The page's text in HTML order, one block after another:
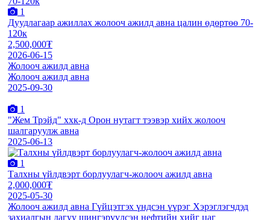
1
Дуудлагаар ажиллах жолооч ажилд авна цалин өдөртөө 70-
120к
2,500,000₮
2026-06-15
Жолооч ажилд авна
Жолооч ажилд авна
2025-09-30
1
"Жем Трэйд" ххк-д Орон нутагт тээвэр хийх жолооч
шалгаруулж авна
2025-06-13
1
Талхны үйлдвэрт борлуулагч-жолооч ажилд авна
2,000,000₮
2025-05-30
Жолооч ажилд авна Гүйцэтгэх үндсэн үүрэг Хэрэглэгчдэд
захиалгын дагуу шингэрүүлсэн нефтийн хийг цаг